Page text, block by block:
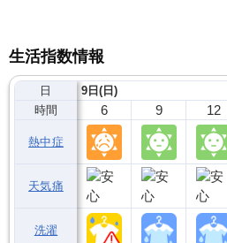
生活指数情報
日
時間
熱中症
天気痛
洗濯
9日(日)
6 9 12